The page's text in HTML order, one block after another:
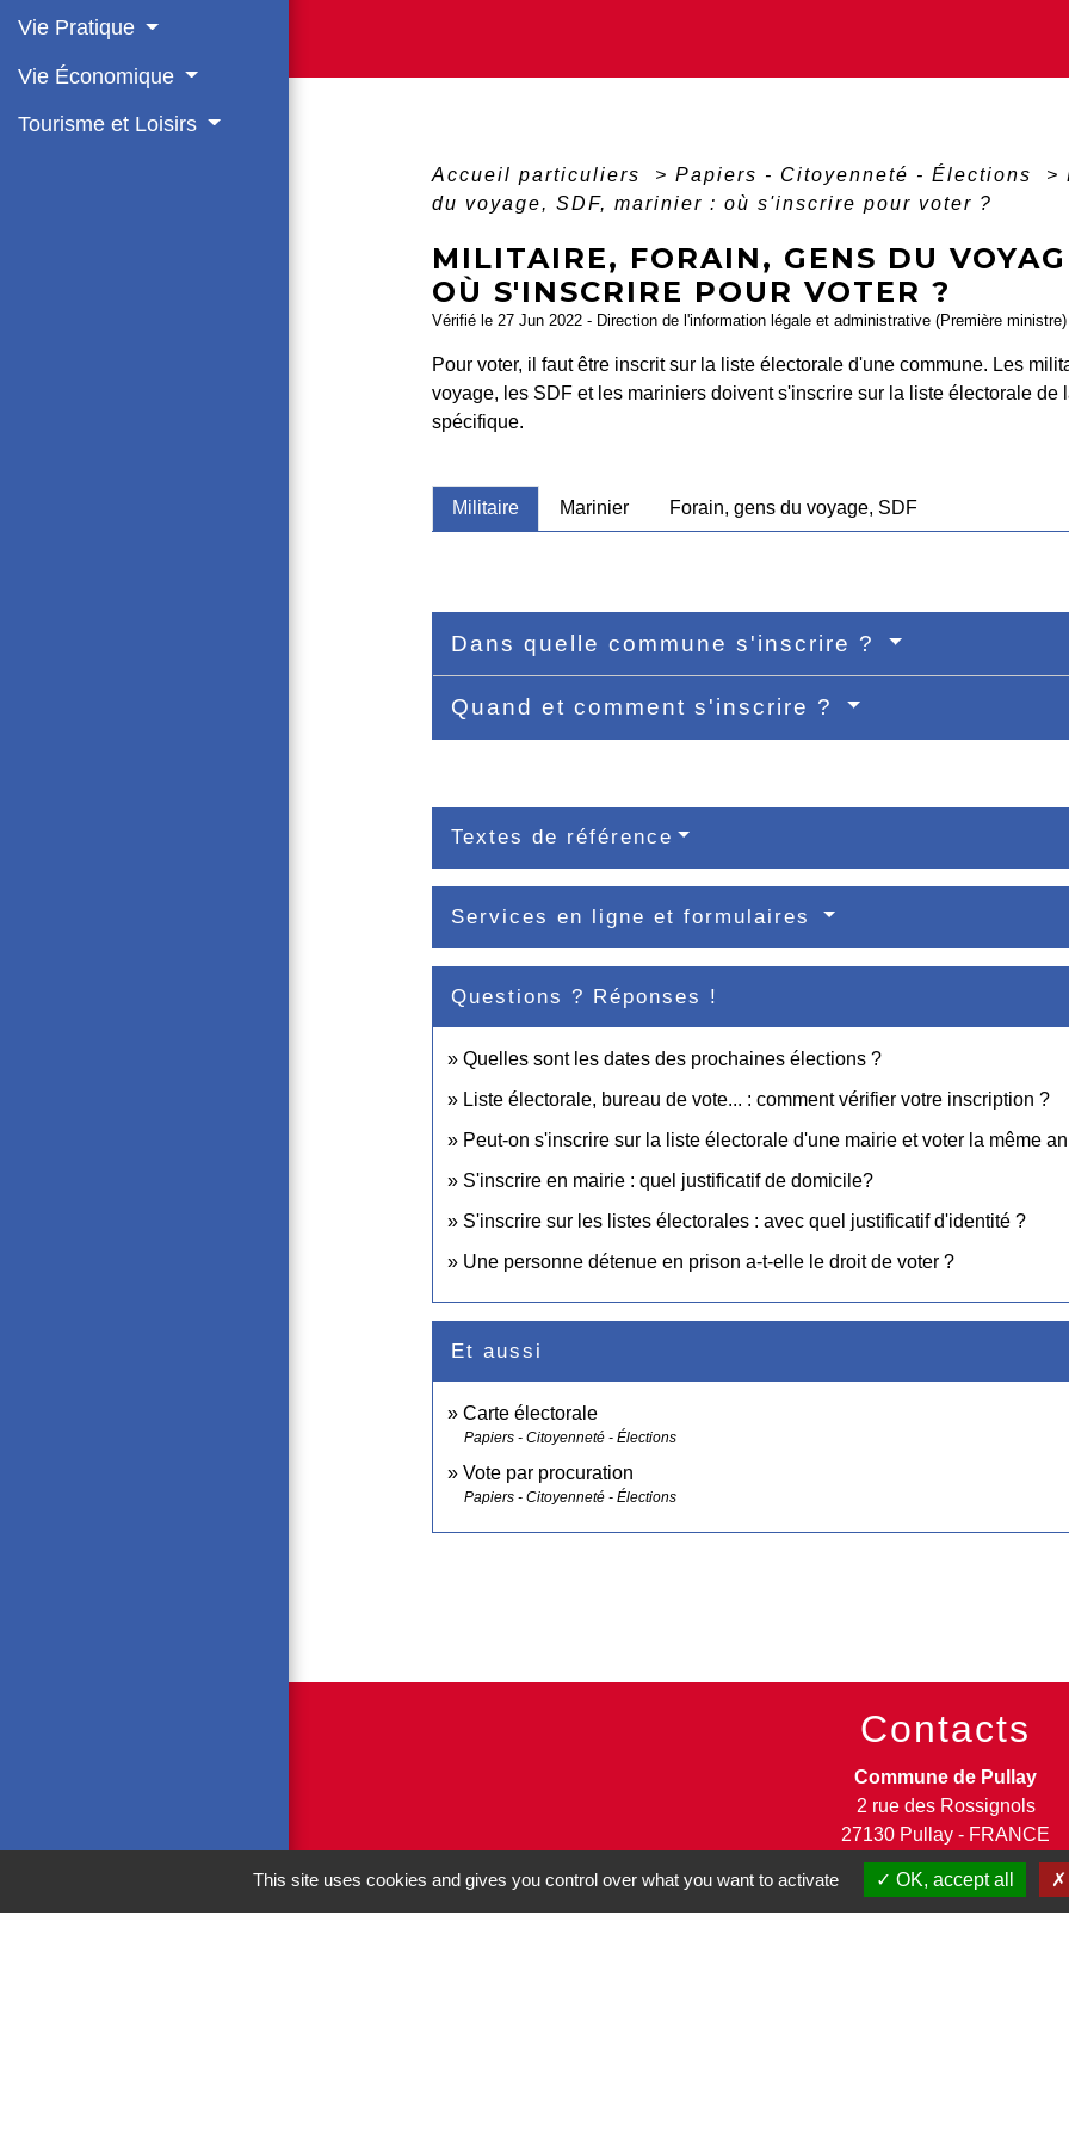
Vie Pratique
Vie Économique
Tourisme et Loisirs
Accueil particuliers > Papiers - Citoyenneté - Élections >
du voyage, SDF, marinier : où s'inscrire pour voter ?
MILITAIRE, FORAIN, GENS DU
OÙ S'INSCRIRE POUR VOTER ?
Vérifié le 27 Jun 2022 - Direction de l'information légale et administrative (Première ministre)
Pour voter, il faut être inscrit sur la liste électorale d'une commune. Les
voyage, les SDF et les mariniers doivent s'inscrire sur la liste électorale
spécifique.
Militaire Marinier Forain, gens du voyage, SDF
Dans quelle commune s'inscrire ?
Quand et comment s'inscrire ?
Textes de référence
Services en ligne et formulaires
Questions ? Réponses !
Quelles sont les dates des prochaines élections ?
Liste électorale, bureau de vote... : comment vérifier votre inscription ?
Peut-on s'inscrire sur la liste électorale d'une mairie et voter la même
S'inscrire en mairie : quel justificatif de domicile?
S'inscrire sur les listes électorales : avec quel justificatif d'identité ?
Une personne détenue en prison a-t-elle le droit de voter ?
Et aussi
Carte électorale
Papiers - Citoyenneté - Élections
Vote par procuration
Papiers - Citoyenneté - Élections
Contacts
Commune de Pullay
2 rue des Rossignols
27130 Pullay - FRANCE
+33 2 32 32 18 58
This site uses cookies and gives you control over what you want to activate OK, accept all